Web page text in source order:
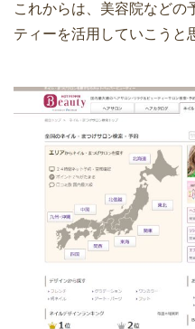
これからは、美容院などの
ティーを活用していこうと